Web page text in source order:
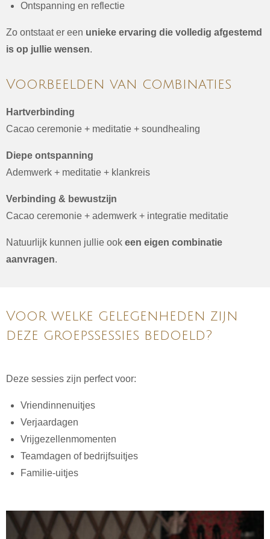
Ontspanning en reflectie
Zo ontstaat er een unieke ervaring die volledig afgestemd
is op jullie wensen.
Voorbeelden van combinaties
Hartverbinding
Cacao ceremonie + meditatie + soundhealing
Diepe ontspanning
Ademwerk + meditatie + klankreis
Verbinding & bewustzijn
Cacao ceremonie + ademwerk + integratie meditatie
Natuurlijk kunnen jullie ook een eigen combinatie
aanvragen.
Voor welke gelegenheden zijn
deze groepssessies bedoeld?
Deze sessies zijn perfect voor:
Vriendinnenuitjes
Verjaardagen
Vrijgezellenmomenten
Teamdagen of bedrijfsuitjes
Familie-uitjes